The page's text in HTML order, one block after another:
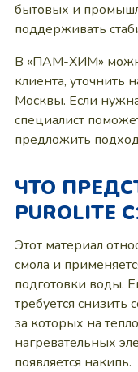
бытовых и
поддерживать
В «ПАМ-ХИМ»
клиента, уточнить
Москвы. Если
специалист
предложить
ЧТО
PUROLITE
Этот материал
смола и
подготовки воды.
требуется снизить
за которых на
нагревательных
появляется накипь.